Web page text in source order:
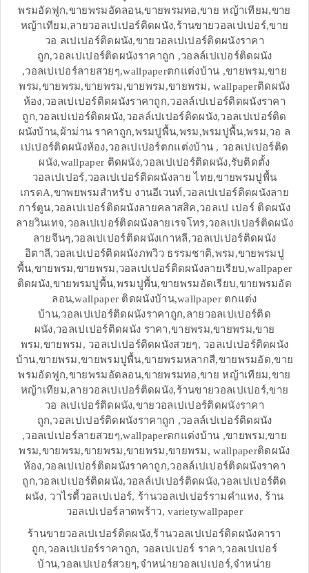
พรมอัดฟูก,ขายพรมอัดลอน,ขายพรมทอ,ขาย หญ้าเทียม,ขาย
หญ้าเทียม,ลายวอลเปเปอร์ติดผนัง,ร้านขายวอลเปเปอร์,ขาย
วอ ลเปเปอร์ติดผนัง,ขายวอลเปเปอร์ติดผนังราคา
ถูก,วอลเปเปอร์ติดผนังราคาถูก ,วอลล์เปเปอร์ติดผนัง
,วอลเปเปอร์ลายสวยๆ,wallpaperตกแต่งบ้าน ,ขายพรม,ขาย
พรม,ขายพรม,ขายพรม,ขายพรม,ขายพรม, wallpaperติดผนัง
ห้อง,วอลเปเปอร์ติดผนังราคาถูก,วอลล์เปเปอร์ติดผนังราคา
ถูก,วอลเปเปอร์ติดผนัง,วอลล์เปเปอร์ติดผนัง,วอลเปเปอร์ติด
ผนังบ้าน,ผ้าม่าน ราคาถูก,พรมปูพื้น,พรม,พรมปูพื้น,พรม,วอ ล
เปเปอร์ติดผนังห้อง,วอลเปเปอร์ตกแต่งบ้าน , วอลเปเปอร์ติด
ผนัง,wallpaper ติดผนัง,วอลเปเปอร์ติดผนัง,รับติดตั้ง
วอลเปเปอร์,วอลเปเปอร์ติดผนังลาย ไทย,ขายพรมปูพื้น
เกรดA,ขาพยพรมสำหรับ งานอีเวนท์,วอลเปเปอร์ติดผนังลาย
การ์ตูน,วอลเปเปอร์ติดผนังลายคลาสสิค,วอลเป เปอร์ ติดผนัง
ลายวินเทจ,วอลเปเปอร์ติดผนังลายเรจโทร,วอลเปเปอร์ติดผนัง
ลายจีนๆ,วอลเปเปอร์ติดผนังเกาหลี,วอลเปเปอร์ติดผนัง
อิตาลี,วอลเปเปอร์ติดผนังภพวิว ธรรมชาติ,พรม,ขายพรมปู
พื้น,ขายพรม,ขายพรม,วอลเปเปอร์ติดผนังลายเรียบ,wallpaper
ติดผนัง,ขายพรมปูพื้น,พรมปูพื้น,ขายพรมอัดเรียบ,ขายพรมอัด
ลอน,wallpaper ติดผนังบ้าน,wallpaper ตกแต่ง
บ้าน,วอลเปเปอร์ติดผนังราคาถูก,ลายวอลเปเปอร์ติด
ผนัง,วอลเปเปอร์ติดผนัง ราคา,ขายพรม,ขายพรม,ขาย
พรม,ขายพรม, วอลเปเปอร์ติดผนังสวยๆ, วอลเปเปอร์ติดผนัง
บ้าน,ขายพรม,ขายพรมปูพื้น,ขายพรมหลากสี,ขายพรมอัด,ขาย
พรมอัดฟูก,ขายพรมอัดลอน,ขายพรมทอ,ขาย หญ้าเทียม,ขาย
หญ้าเทียม,ลายวอลเปเปอร์ติดผนัง,ร้านขายวอลเปเปอร์,ขาย
วอ ลเปเปอร์ติดผนัง,ขายวอลเปเปอร์ติดผนังราคา
ถูก,วอลเปเปอร์ติดผนังราคาถูก ,วอลล์เปเปอร์ติดผนัง
,วอลเปเปอร์ลายสวยๆ,wallpaperตกแต่งบ้าน ,ขายพรม,ขาย
พรม,ขายพรม,ขายพรม,ขายพรม,ขายพรม, wallpaperติดผนัง
ห้อง,วอลเปเปอร์ติดผนังราคาถูก,วอลล์เปเปอร์ติดผนังราคา
ถูก,วอลเปเปอร์ติดผนัง,วอลล์เปเปอร์ติดผนัง,วอลเปเปอร์ติด
ผนัง, วาไรตี้วอลเปเปอร์, ร้านวอลเปเปอร์รามคำแหง, ร้าน
วอลเปเปอร์ลาดพร้าว, varietywallpaper
ร้านขายวอลเปเปอร์ติดผนัง,ร้านวอลเปเปอร์ติดผนังคารา
ถูก,วอลเปเปอร์ราคาถูก, วอลเปเปอร์ ราคา,วอลเปเปอร์
บ้าน,วอลเปเปอร์สวยๆ,จำหน่ายวอลเปเปอร์,จำหน่าย